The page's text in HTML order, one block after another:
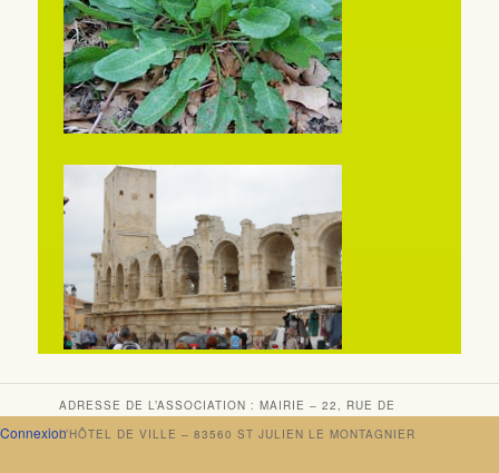
ADRESSE DE L’ASSOCIATION : MAIRIE – 22, RUE DE
L’HÔTEL DE VILLE – 83560 ST JULIEN LE MONTAGNIER
Connexion